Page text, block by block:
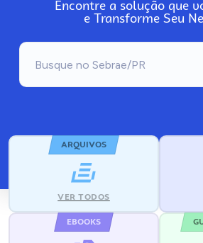
Encontre a solução que
e Transforme Seu
ARQUIVOS
VER TODOS
EBOOKS